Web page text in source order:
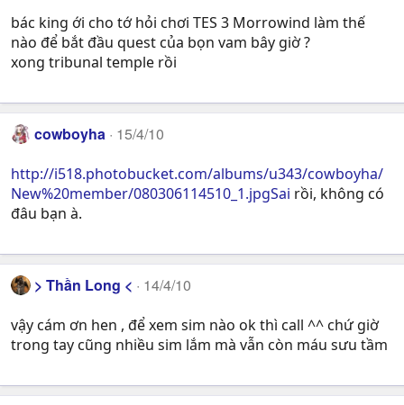
bác king ới cho tớ hỏi chơi TES 3 Morrowind làm thế
nào để bắt đầu quest của bọn vam bây giờ ?
xong tribunal temple rồi
cowboyha 15/4/10
http://i518.photobucket.com/albums/u343/cowboyha/
New%20member/080306114510_1.jpgSai rồi, không có
đâu bạn à.
> Thần Long < 14/4/10
vậy cám ơn hen , để xem sim nào ok thì call ^^ chứ giờ
trong tay cũng nhiều sim lắm mà vẫn còn máu sưu tầm